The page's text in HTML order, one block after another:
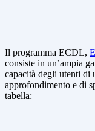
Il programma ECDL,
consiste in un’ampia
capacità degli utenti di
approfondimento e di
tabella: